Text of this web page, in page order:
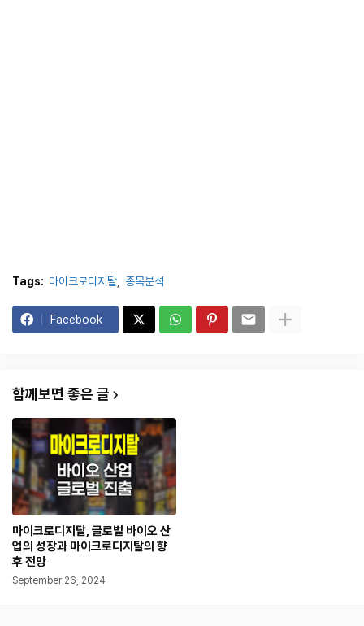
Tags: 마이크로디지탈 종목분석
Facebook
함께보면 좋은 글
마이크로디지탈, 글로벌 바이오 산
업의 성장과 마이크로디지탈의 향
후 전망
September 26, 2024